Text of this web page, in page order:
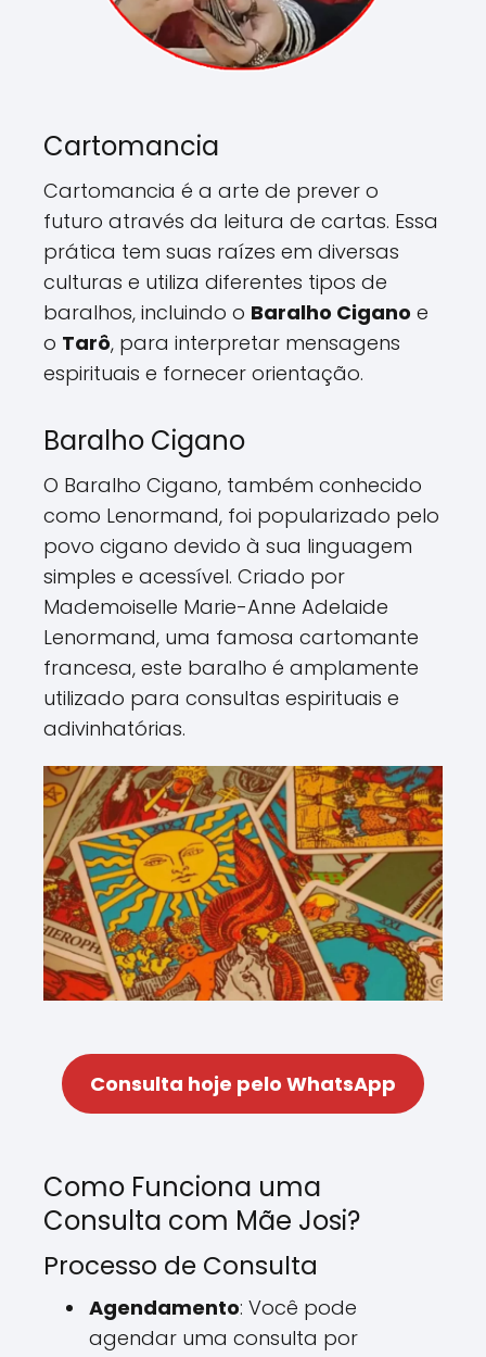
Cartomancia
Cartomancia é a arte de prever o
futuro através da leitura de cartas. Essa
prática tem suas raízes em diversas
culturas e utiliza diferentes tipos de
baralhos, incluindo o Baralho Cigano e
o Tarô, para interpretar mensagens
espirituais e fornecer orientação.
Baralho Cigano
O Baralho Cigano, também conhecido
como Lenormand, foi popularizado pelo
povo cigano devido à sua linguagem
simples e acessível. Criado por
Mademoiselle Marie-Anne Adelaide
Lenormand, uma famosa cartomante
francesa, este baralho é amplamente
utilizado para consultas espirituais e
adivinhatórias.
Consulta hoje pelo WhatsApp
Como Funciona uma
Consulta com Mãe Josi?
Processo de Consulta
Agendamento: Você pode
agendar uma consulta por